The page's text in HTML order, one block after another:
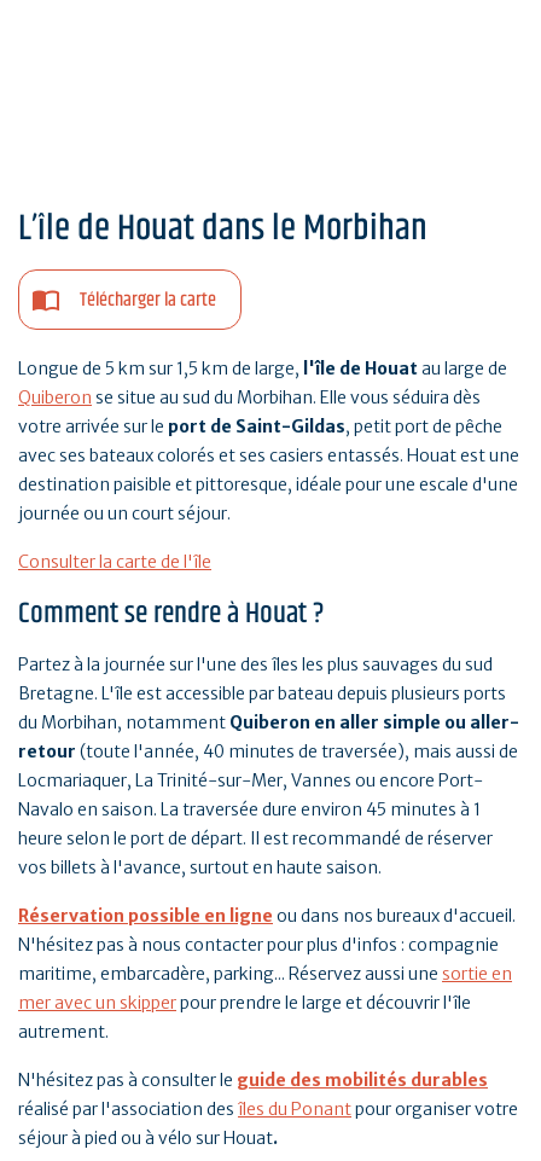
L’île de Houat dans le Morbihan
Télécharger la carte
Longue de 5 km sur 1,5 km de large, l'île de Houatau large de
Quiberon se situe au sud du Morbihan. Elle vous séduira dès
votre arrivée sur le port de Saint-Gildas, petit port de pêche
avec ses bateaux colorés et ses casiers entassés. Houat est une
destination paisible et pittoresque, idéale pour une escale d'une
journée ou un court séjour.
Consulter la carte de l'île
Comment se rendre à Houat ?
Partez à la journée sur l'une des îles les plus sauvages du sud
Bretagne. L'île est accessible par bateau depuis plusieurs ports
du Morbihan, notamment Quiberon en aller simple ou aller-
retour (toute l'année, 40 minutes de traversée), mais aussi de
Locmariaquer, La Trinité-sur-Mer, Vannes ou encore Port-
Navalo en saison. La traversée dure environ 45 minutes à 1
heure selon le port de départ. Il est recommandé de réserver
vos billets à l'avance, surtout en haute saison.
Réservation possible en ligne ou dans nos bureaux d'accueil.
N'hésitez pas à nous contacter pour plus d'infos : compagnie
maritime, embarcadère, parking... Réservez aussi une sortie en
mer avec un skipperpour prendre le large et découvrir l'île
autrement.
N'hésitez pas à consulter le guide des mobilités durables
réalisé par l'association des îles du Ponantpour organiser votre
séjour à pied ou à vélo sur Houat.